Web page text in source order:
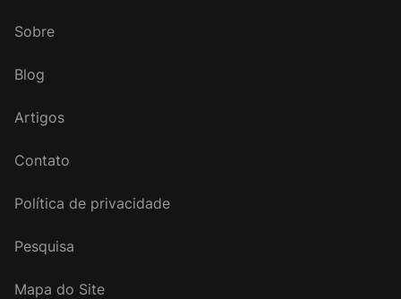
Sobre
Blog
Artigos
Contato
Política de privacidade
Pesquisa
Mapa do Site